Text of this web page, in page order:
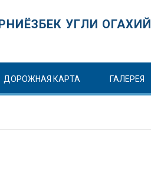
УГЛИ ОГАХИЙ
ДОРОЖНАЯ КАРТА ГАЛЕРЕЯ